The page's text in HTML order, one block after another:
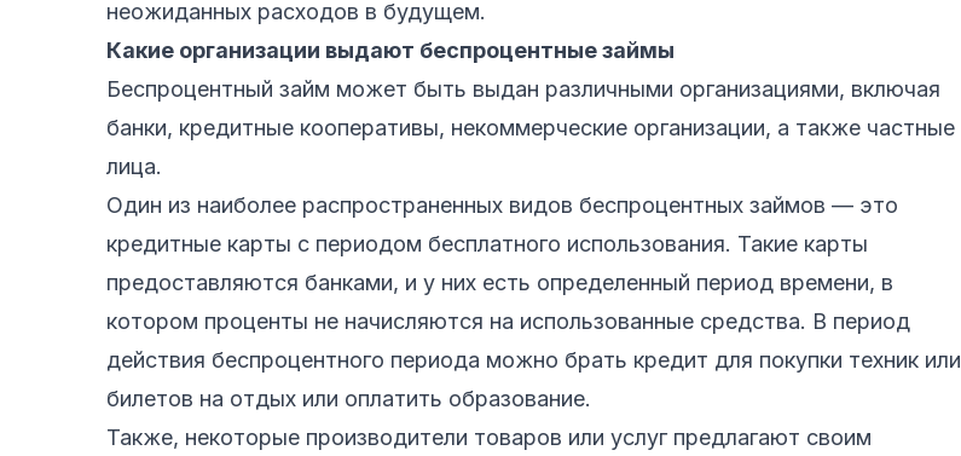
неожиданных расходов в будущем.
Какие организации выдают беспроцентные займы
Беспроцентный займ может быть выдан различными организациями, включая
банки, кредитные кооперативы, некоммерческие организации, а также частные
лица.
Один из наиболее распространенных видов беспроцентных займов — это
кредитные карты с периодом бесплатного использования. Такие карты
предоставляются банками, и у них есть определенный период времени, в
котором проценты не начисляются на использованные средства. В период
действия беспроцентного периода можно брать кредит для покупки техник или
билетов на отдых или оплатить образование.
Также, некоторые производители товаров или услуг предлагают своим